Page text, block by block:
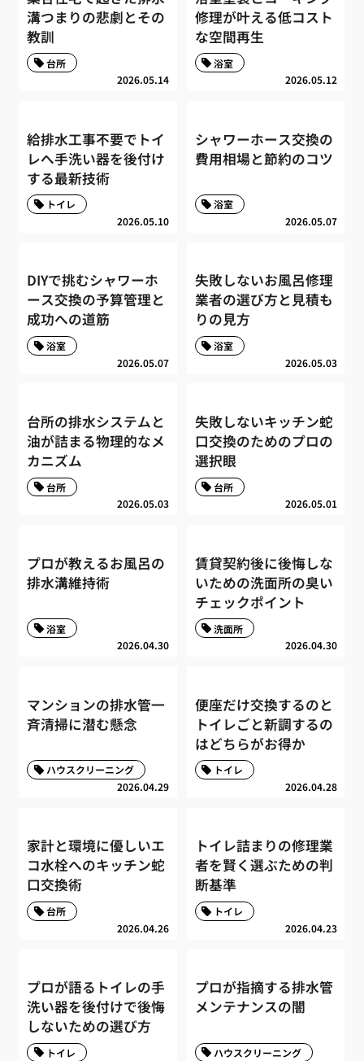
溝つまりの悲劇とその
教訓
2026.05.14
台所
修理が叶える低コスト
な空間再生
2026.05.12
浴室
給排水工事不要でトイ
レへ手洗い器を後付け
する最新技術
2026.05.10
トイレ
シャワーホース交換の
費用相場と節約のコツ
2026.05.07
浴室
DIYで挑むシャワーホ
ース交換の予算管理と
成功への道筋
2026.05.07
浴室
失敗しないお風呂修理
業者の選び方と見積も
りの見方
2026.05.03
浴室
台所の排水システムと
油が詰まる物理的なメ
カニズム
2026.05.03
台所
失敗しないキッチン蛇
口交換のためのプロの
選択眼
2026.05.01
台所
プロが教えるお風呂の
排水溝維持術
2026.04.30
浴室
賃貸契約後に後悔しな
いための洗面所の臭い
チェックポイント
2026.04.30
洗面所
マンションの排水管一
斉清掃に潜む懸念
2026.04.29
ハウスクリーニング
便座だけ交換するのと
トイレごと新調するの
はどちらがお得か
2026.04.28
トイレ
家計と環境に優しいエ
コ水栓へのキッチン蛇
口交換術
2026.04.26
台所
トイレ詰まりの修理業
者を賢く選ぶための判
断基準
2026.04.23
トイレ
プロが語るトイレの手
洗い器を後付けで後悔
しないための選び方
トイレ
プロが指摘する排水管
メンテナンスの闇
ハウスクリーニング